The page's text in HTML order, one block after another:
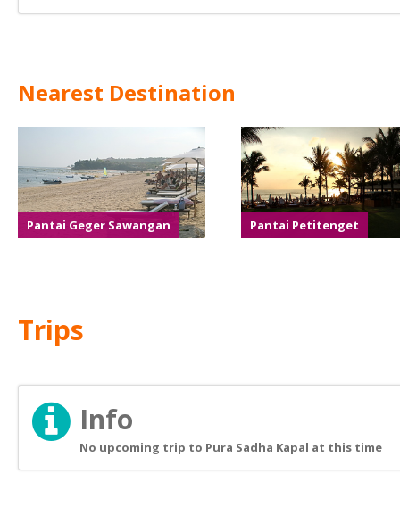
Nearest Destination
Pantai Geger Sawangan Pantai Petitenget
Trips
Info
No upcoming trip to Pura Sadha Kapal at this time